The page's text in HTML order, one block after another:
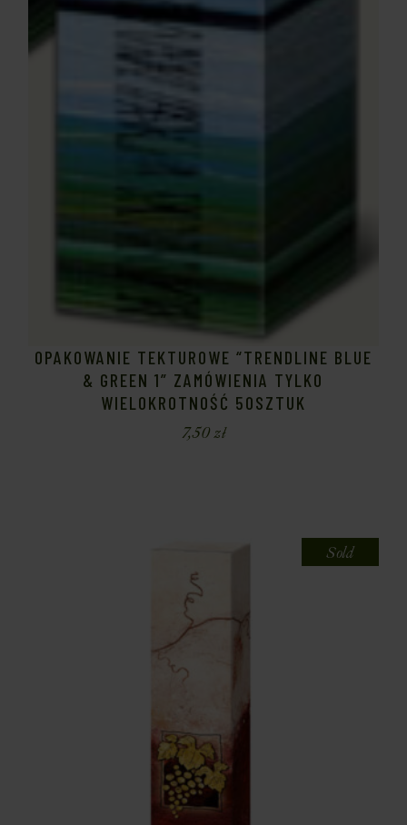
OPAKOWANIE TEKTUROWE “TRENDLINE BLUE
& GREEN 1” ZAMÓWIENIA TYLKO
WIELOKROTNOŚĆ 50SZTUK
7,50zł
Sold